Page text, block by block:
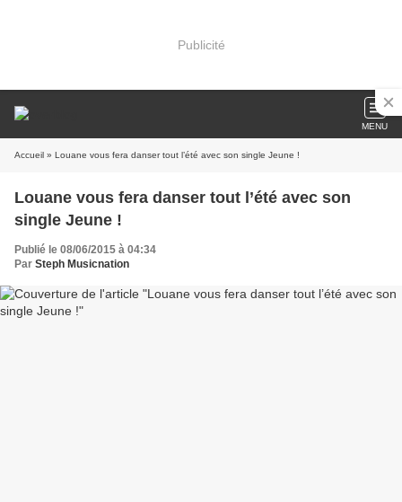
Publicité
MENU
Accueil » Louane vous fera danser tout l’été avec son single Jeune !
Louane vous fera danser tout l’été avec son
single Jeune !
Publié le 08/06/2015 à 04:34
Par Steph Musicnation